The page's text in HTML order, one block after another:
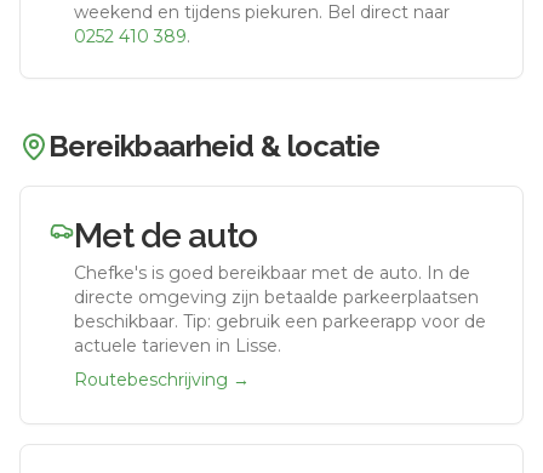
weekend en tijdens piekuren. Bel direct naar
0252 410 389.
Bereikbaarheid & locatie
Met de auto
Chefke's is goed bereikbaar met de auto. In de
directe omgeving zijn betaalde parkeerplaatsen
beschikbaar. Tip: gebruik een parkeerapp voor de
actuele tarieven in Lisse.
Routebeschrijving →